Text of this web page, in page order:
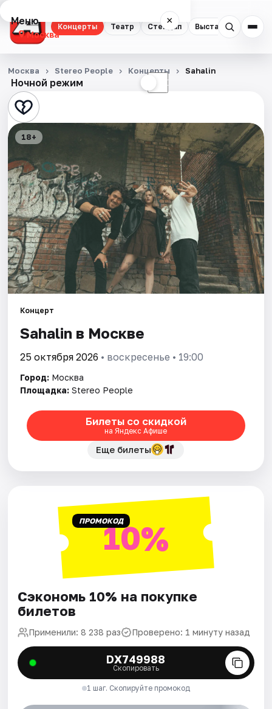
Концерты Театр Стендап Выставки
Меню ×
Москва
Концерты
Театр
Стендап
Квесты
Экскурсии
Спорт
События
Площадки
Артисты
Рейтинги
Ночной режим ☾
Москва Stereo People Концерты Sahalin
18+
Концерт
Sahalin в Москве
25 октября 2026 • воскресенье • 19:00
Город: Москва
Площадка: Stereo People
Билеты со скидкой
на Яндекс Афише
Еще билеты
ПРОМОКОД10%
Сэкономь 10% на покупке
билетов
Применили: 8 238 раз Проверено: 1 минуту назад
DX749988
Скопировать
1 шаг. Скопируйте промокод